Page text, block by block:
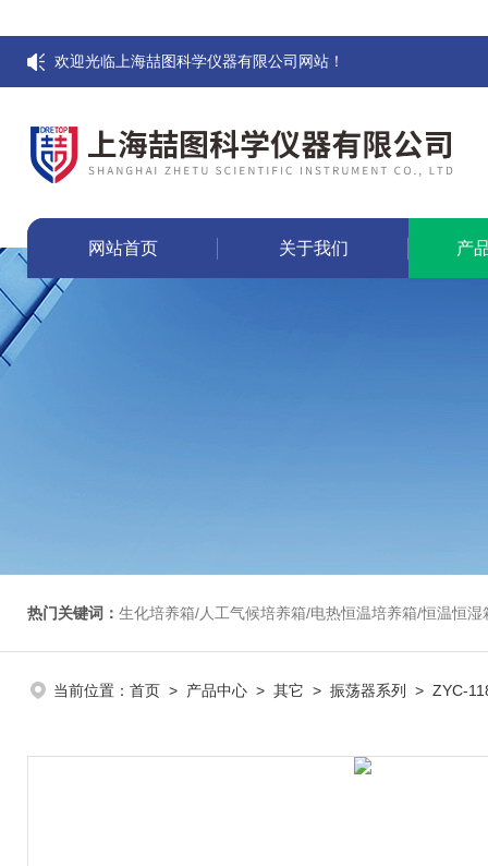
欢迎光临上海喆图科学仪器有限公司网站！
网站首页 关于我们 产
热门关键词： 生化培养箱/人工气候培养箱/电热恒温培养箱/恒温恒湿箱/光照培养箱/二氧化碳培养箱
当前位置： 首页 > 产品中心 > 其它 > 振荡器系列 > ZYC-